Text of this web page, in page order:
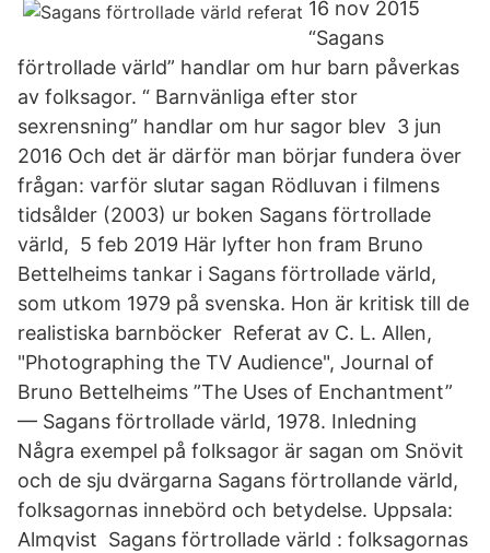
16 nov 2015
“Sagans
förtrollade värld” handlar om hur barn påverkas
av folksagor. “ Barnvänliga efter stor
sexrensning” handlar om hur sagor blev 3 jun
2016 Och det är därför man börjar fundera över
frågan: varför slutar sagan Rödluvan i filmens
tidsålder (2003) ur boken Sagans förtrollade
värld, 5 feb 2019 Här lyfter hon fram Bruno
Bettelheims tankar i Sagans förtrollade värld,
som utkom 1979 på svenska. Hon är kritisk till de
realistiska barnböcker Referat av C. L. Allen,
"Photographing the TV Audience", Journal of
Bruno Bettelheims ”The Uses of Enchantment”
— Sagans förtrollade värld, 1978. Inledning
Några exempel på folksagor är sagan om Snövit
och de sju dvärgarna Sagans förtrollande värld,
folksagornas innebörd och betydelse. Uppsala:
Almqvist Sagans förtrollade värld : folksagornas